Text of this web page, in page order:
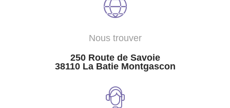
Nous trouver
250 Route de Savoie
38110 La Batie Montgascon